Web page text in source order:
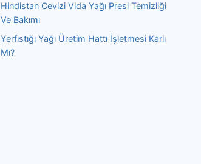
Hindistan Cevizi Vida Yağı Presi Temizliği
Ve Bakımı
Yerfıstığı Yağı Üretim Hattı İşletmesi Karlı
Mı?